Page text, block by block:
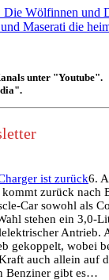
Die Wölfinnen und
Maserati die
unter "Youtube".
ist zurück6.
zurück nach
Car sowohl als
stehen ein 3,0-
Antrieb.
gekoppelt, wobei
auch allein auf
Benziner gibt es…